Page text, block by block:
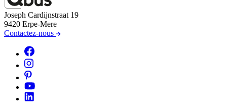
Joseph Cardijnstraat 19
9420 Erpe-Mere
Contactez-nous